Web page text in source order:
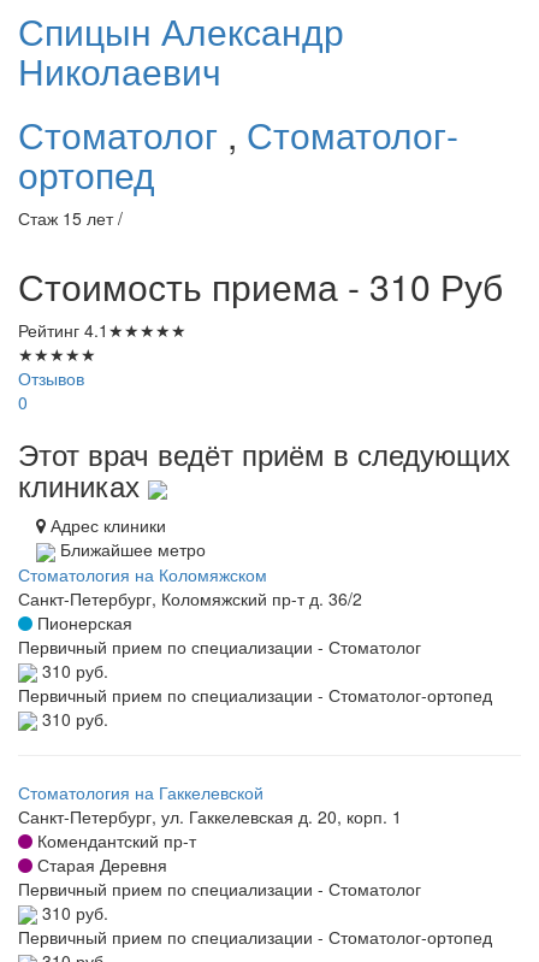
Спицын Александр
Николаевич
Стоматолог , Стоматолог-
ортопед
Стаж 15 лет /
Стоимость приема - 310 Руб
Рейтинг 4.1 ★★★★★
★★★★★
Отзывов
0
Этот врач ведёт приём в следующих
клиниках
Адрес клиники
Ближайшее метро
Стоматология на Коломяжском
Санкт-Петербург, Коломяжский пр-т д. 36/2
Пионерская
Первичный прием по специализации - Стоматолог
310 руб.
Первичный прием по специализации - Стоматолог-ортопед
310 руб.
Стоматология на Гаккелевской
Санкт-Петербург, ул. Гаккелевская д. 20, корп. 1
Комендантский пр-т
Старая Деревня
Первичный прием по специализации - Стоматолог
310 руб.
Первичный прием по специализации - Стоматолог-ортопед